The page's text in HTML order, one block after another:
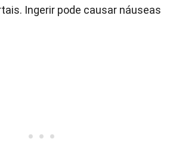
Ingerir pode causar náuseas